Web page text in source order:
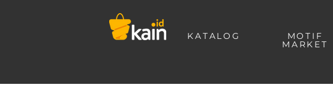
KATALOG MOTIF
MARKET